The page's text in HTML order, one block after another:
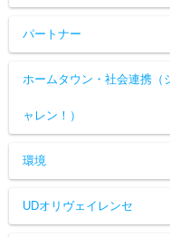
パートナー
ホームタウン・社会連携（
ャレン！）
環境
UDオリヴェイレンセ